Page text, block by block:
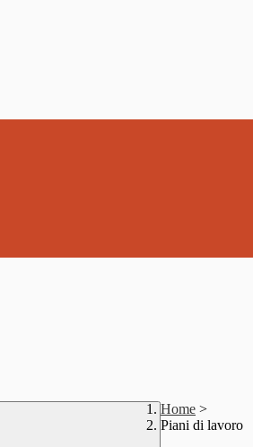
Home >
Piani di lavoro